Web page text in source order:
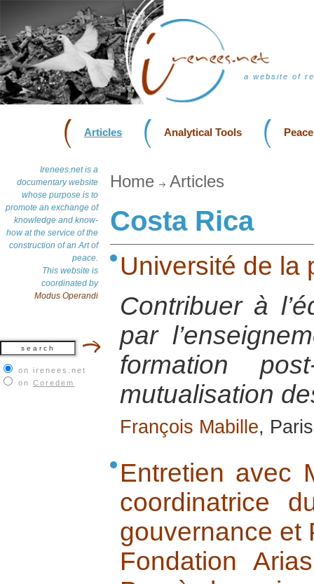
a website of
Articles Analytical Tools
Irenees.net is a
documentary website
whose purpose is to
promote an exchange of
knowledge and know-
how at the service of the
construction of an Art of
peace.
This website is
coordinated by
Modus Operandi
on irenees.net
on Coredem
Home Articles
Costa Rica
Université de la
Contribuer à
par
formation
mutualisation
François Mabille,
Entretien avec
coordinatrice
gouvernance et
Fondation